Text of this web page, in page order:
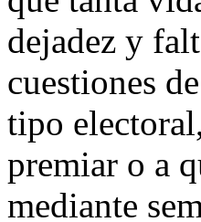
dejadez y
cuestiones
tipo
premiar o a
mediante